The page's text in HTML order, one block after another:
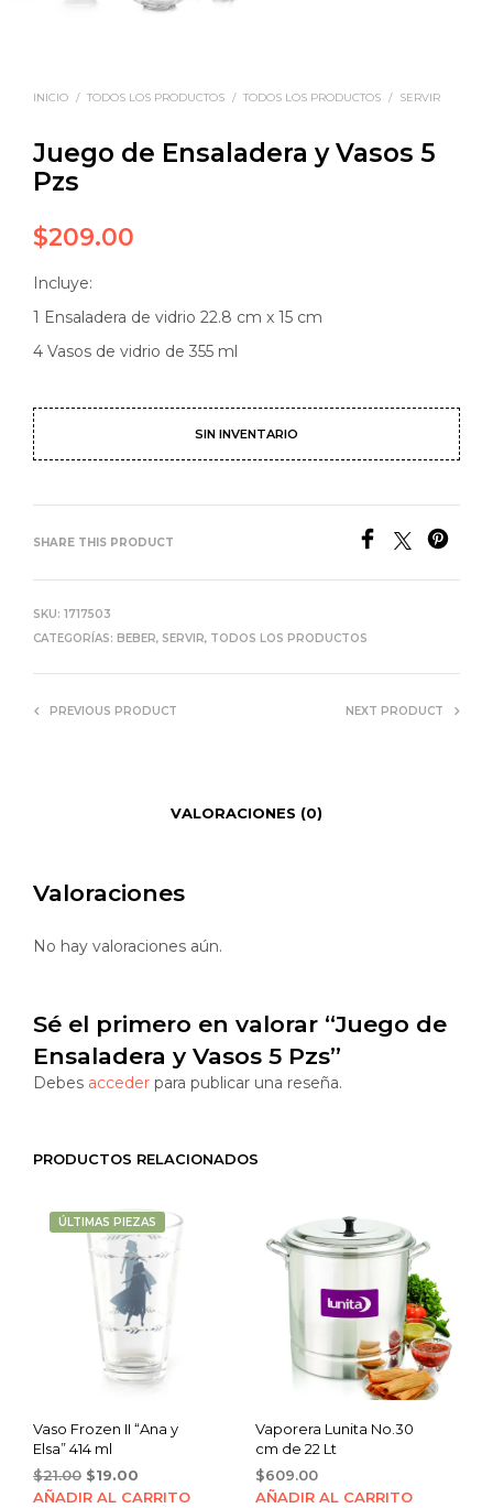
INICIO / TODOS LOS PRODUCTOS / TODOS LOS PRODUCTOS / SERVIR
Juego de Ensaladera y Vasos 5
Pzs
$209.00
Incluye:
1 Ensaladera de vidrio 22.8 cm x 15 cm
4 Vasos de vidrio de 355 ml
SIN INVENTARIO
SHARE THIS PRODUCT
SKU: 1717503
CATEGORÍAS: BEBER, SERVIR, TODOS LOS PRODUCTOS
PREVIOUS PRODUCT NEXT PRODUCT
VALORACIONES (0)
Valoraciones
No hay valoraciones aún.
Sé el primero en valorar “Juego de
Ensaladera y Vasos 5 Pzs”
Debes acceder para publicar una reseña.
PRODUCTOS RELACIONADOS
ÚLTIMAS PIEZAS
Vaso Frozen II “Ana y
Elsa” 414 ml
$21.00 Original
price
$19.00
price
AÑADIR AL CARRITO
Vaporera Lunita No.30
cm de 22 Lt
$609.00
AÑADIR AL CARRITO